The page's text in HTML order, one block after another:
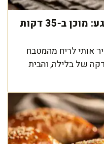
בלינצס גבינה מלוח משגע: מוכן ב-35 דקות
אותי לריח מהמטבח
של בלילה, והבית